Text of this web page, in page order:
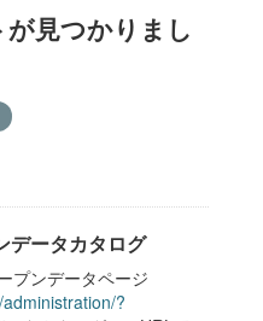
見つかりまし
データカタログ
プンデータページ
?